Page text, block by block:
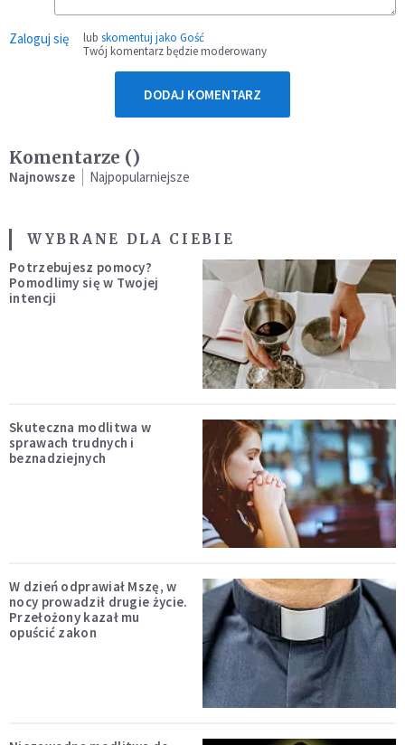
Zaloguj się lub skomentuj jako Gość
Twój komentarz będzie moderowany
DODAJ KOMENTARZ
Komentarze ()
Najnowsze Najpopularniejsze
WYBRANE DLA CIEBIE
Potrzebujesz pomocy?
Pomodlimy się w Twojej
intencji
Skuteczna modlitwa w
sprawach trudnych i
beznadziejnych
W dzień odprawiał Mszę, w
nocy prowadził drugie życie.
Przełożony kazał mu
opuścić zakon